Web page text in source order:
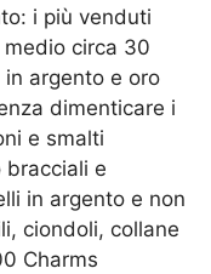
i più venduti
circa 30
argento e oro
dimenticare i
e smalti
bracciali e
in argento e non
ciondoli, collane
Charms